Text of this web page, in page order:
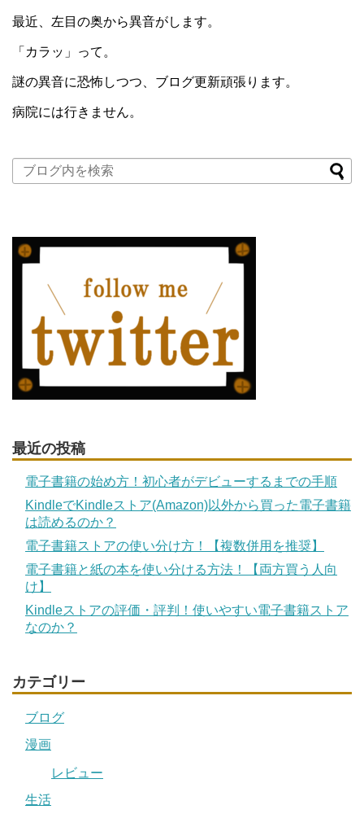
最近、左目の奥から異音がします。
「カラッ」って。
謎の異音に恐怖しつつ、ブログ更新頑張ります。
病院には行きません。
最近の投稿
電子書籍の始め方！初心者がデビューするまでの手順
KindleでKindleストア(Amazon)以外から買った電子書籍
は読めるのか？
電子書籍ストアの使い分け方！【複数併用を推奨】
電子書籍と紙の本を使い分ける方法！【両方買う人向
け】
Kindleストアの評価・評判！使いやすい電子書籍ストア
なのか？
カテゴリー
ブログ
漫画
レビュー
生活